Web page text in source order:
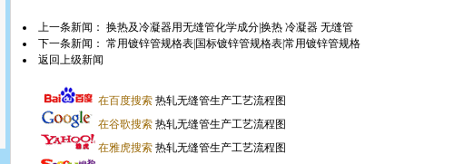
上一条新闻： 换热及冷凝器用无缝管化学成分|换热 冷凝器 无缝管
下一条新闻： 常用镀锌管规格表|国标镀锌管规格表|常用镀锌管规格
返回上级新闻
在百度搜索热轧无缝管生产工艺流程图
在谷歌搜索热轧无缝管生产工艺流程图
在雅虎搜索热轧无缝管生产工艺流程图